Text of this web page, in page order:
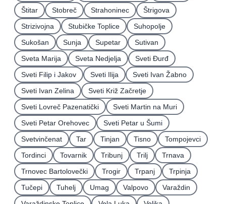
Štitar
Stobreč Strahoninec
Štrigova
Strizivojna
Stubičke Toplice
Suhopolje
Sukošan
Sunja Supetar
Sutivan
Sveta Marija
Sveta Nedjelja
Sveti Ðurđ
Sveti Filip i Jakov
Sveti Ilija
Sveti Ivan Žabno
Sveti Ivan Zelina
Sveti Križ Začretje
Sveti Lovreč Pazenatički
Sveti Martin na Muri
Sveti Petar Orehovec
Sveti Petar u Šumi
Svetvinčenat
Tar Tinjan Tisno
Tompojevci
Tordinci
Tovarnik Tribunj Trilj
Trnava
Trnovec Bartolovečki
Trogir Trpanj
Trpinja
Tučepi
Tuhelj Umag Valpovo
Varaždin